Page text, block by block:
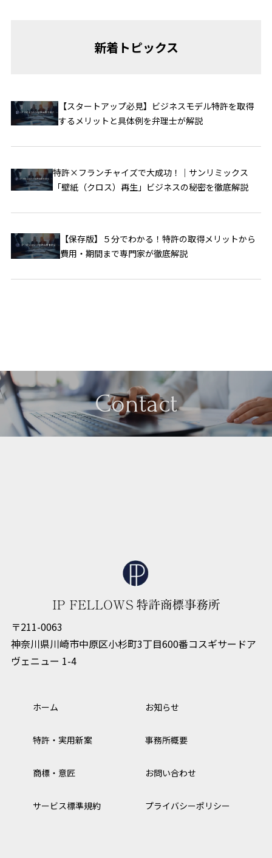
新着トピックス
【スタートアップ必見】ビジネスモデル特許を取得
するメリットと具体例を弁理士が解説
特許×フランチャイズで大成功！｜サンリミックス
「壁紙（クロス）再生」ビジネスの秘密を徹底解説
【保存版】５分でわかる！特許の取得メリットから
費用・期間まで専門家が徹底解説
Contact
〒211-0063
神奈川県川崎市中原区小杉町3丁目600番コスギサードア
ヴェニュー 1-4
ホーム お知らせ
特許・実用新案 事務所概要
商標・意匠 お問い合わせ
サービス標準規約 プライバシーポリシー